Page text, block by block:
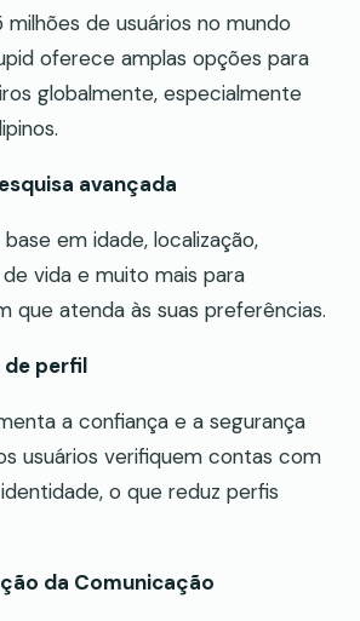
milhões de usuários no mundo
oferece amplas opções para
globalmente, especialmente
avançada
em idade, localização,
vida e muito mais para
que atenda às suas preferências.
perfil
a confiança e a segurança
usuários verifiquem contas com
o que reduz perfis
da Comunicação